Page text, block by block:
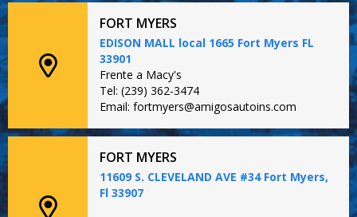
FORT MYERS
EDISON MALL local 1665 Fort Myers FL
33901
Frente a Macy's
Tel: (239) 362-3474
Email: fortmyers@amigosautoins.com
FORT MYERS
11609 S. CLEVELAND AVE #34 Fort Myers,
Fl 33907